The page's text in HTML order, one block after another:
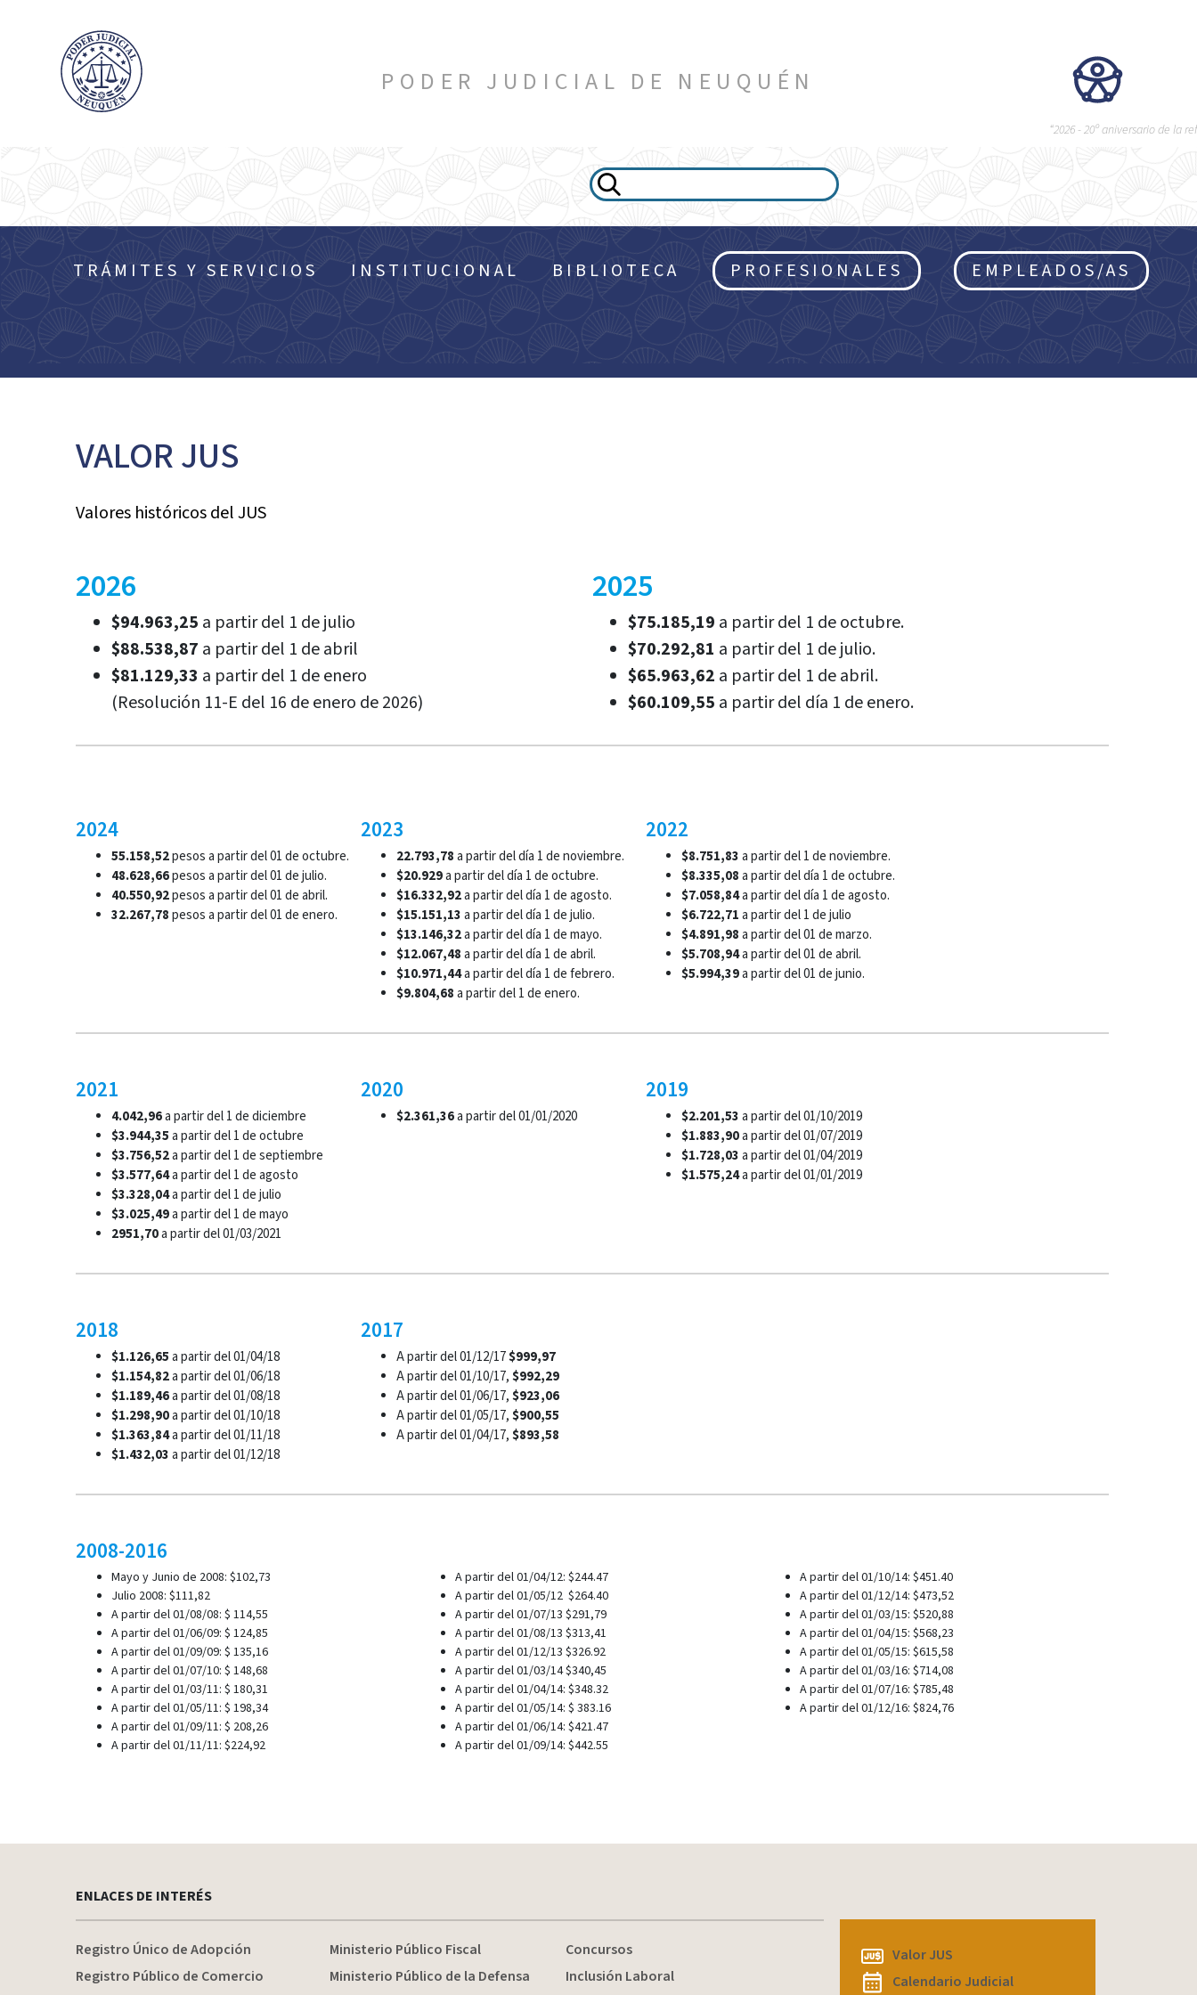
PODER JUDICIAL DE NEUQUÉN
“2026 - 20º aniversario de la
TRÁMITES Y SERVICIOS INSTITUCIONAL BIBLIOTECA PROFESIONALES EMPLEADOS/AS
VALOR JUS
Valores históricos del JUS
2026
$94.963,25 a partir del 1 de julio
$88.538,87 a partir del 1 de abril
$81.129,33 a partir del 1 de enero
(Resolución 11-E del 16 de enero de 2026)
2025
$75.185,19 a partir del 1 de octubre.
$70.292,81 a partir del 1 de julio.
$65.963,62 a partir del 1 de abril.
$60.109,55 a partir del día 1 de enero.
2024
55.158,52pesos a partir del 01 de octubre.
48.628,66pesos a partir del 01 de julio.
40.550,92pesos a partir del 01 de abril.
32.267,78pesos a partir del 01 de enero.
2023
22.793,78a partir del día 1 de noviembre.
$20.929a partir del día 1 de octubre.
$16.332,92a partir del día 1 de agosto.
$15.151,13a partir del día 1 de julio.
$13.146,32a partir del día 1 de mayo.
$12.067,48a partir del día 1 de abril.
$10.971,44a partir del día 1 de febrero.
$9.804,68a partir del 1 de enero.
2022
$8.751,83a partir del 1 de noviembre.
$8.335,08a partir del día 1 de octubre.
$7.058,84a partir del día 1 de agosto.
$6.722,71a partir del 1 de julio
$4.891,98a partir del 01 de marzo.
$5.708,94a partir del 01 de abril.
$5.994,39a partir del 01 de junio.
2021
4.042,96a partir del 1 de diciembre
$3.944,35a partir del 1 de octubre
$3.756,52a partir del 1 de septiembre
$3.577,64a partir del 1 de agosto
$3.328,04a partir del 1 de julio
$3.025,49a partir del 1 de mayo
2951,70a partir del 01/03/2021
2020
$2.361,36a partir del 01/01/2020
2019
$2.201,53a partir del 01/10/2019
$1.883,90a partir del 01/07/2019
$1.728,03a partir del 01/04/2019
$1.575,24a partir del 01/01/2019
2018
$1.126,65a partir del 01/04/18
$1.154,82a partir del 01/06/18
$1.189,46a partir del 01/08/18
$1.298,90a partir del 01/10/18
$1.363,84a partir del 01/11/18
$1.432,03a partir del 01/12/18
2017
A partir del 01/12/17$999,97
A partir del 01/10/17,$992,29
A partir del 01/06/17,$923,06
A partir del 01/05/17,$900,55
A partir del 01/04/17,$893,58
2008-2016
Mayo y Junio de 2008: $102,73
Julio 2008: $111,82
A partir del 01/08/08: $ 114,55
A partir del 01/06/09: $ 124,85
A partir del 01/09/09: $ 135,16
A partir del 01/07/10: $ 148,68
A partir del 01/03/11: $ 180,31
A partir del 01/05/11: $ 198,34
A partir del 01/09/11: $ 208,26
A partir del 01/11/11: $224,92
A partir del 01/04/12: $244.47
A partir del 01/05/12 $264.40
A partir del 01/07/13 $291,79
A partir del 01/08/13 $313,41
A partir del 01/12/13 $326.92
A partir del 01/03/14 $340,45
A partir del 01/04/14: $348.32
A partir del 01/05/14: $ 383.16
A partir del 01/06/14: $421.47
A partir del 01/09/14: $442.55
A partir del 01/10/14: $451.40
A partir del 01/12/14: $473,52
A partir del 01/03/15: $520,88
A partir del 01/04/15: $568,23
A partir del 01/05/15: $615,58
A partir del 01/03/16: $714,08
A partir del 01/07/16: $785,48
A partir del 01/12/16: $824,76
ENLACES DE INTERÉS
Registro Único de Adopción
Registro Público de Comercio
Ministerio Público Fiscal
Ministerio Público de la Defensa
Concursos
Inclusión Laboral
Valor JUS
Calendario Judicial